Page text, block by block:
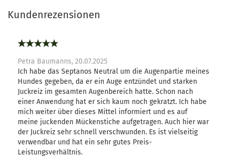
Kundenrezensionen
Petra Baumanns, 20.07.2025
Ich habe das Septanos Neutral um die Augenpartie meines
Hundes gegeben, da er ein Auge entzündet und starken
Juckreiz im gesamten Augenbereich hatte. Schon nach
einer Anwendung hat er sich kaum noch gekratzt. Ich habe
mich weiter über dieses Mittel informiert und es auf
meine juckenden Mückenstiche aufgetragen. Auch hier war
der Juckreiz sehr schnell verschwunden. Es ist vielseitig
verwendbar und hat ein sehr gutes Preis-
Leistungsverhältnis.